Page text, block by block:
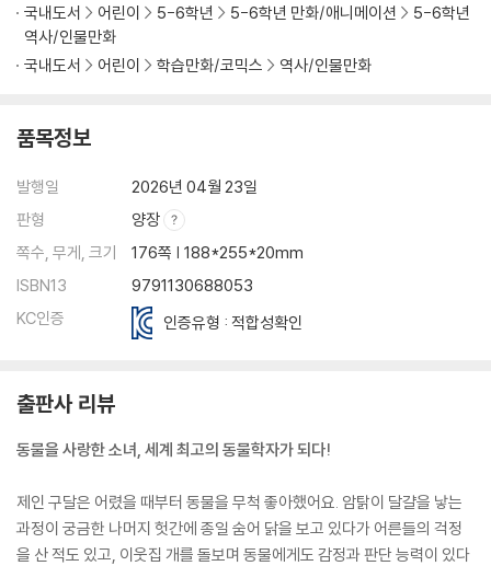
국내도서
어린이 5-6학년 5-6학년 만화/애니메이션
5-6학년
역사/인물만화
국내도서
어린이 학습만화/코믹스 역사/인물만화
품목정보
발행일
2026년 04월 23일
판형
양장
쪽수, 무게, 크기
176쪽 | 188*255*20mm
ISBN13
9791130688053
KC인증
인증유형 : 적합성확인
출판사 리뷰
동물을 사랑한 소녀, 세계 최고의 동물학자가 되다!
제인 구달은 어렸을 때부터 동물을 무척 좋아했어요. 암탉이 달걀을 낳는
과정이 궁금한 나머지 헛간에 종일 숨어 닭을 보고 있다가 어른들의 걱정
을 산 적도 있고, 이웃집 개를 돌보며 동물에게도 감정과 판단 능력이 있다